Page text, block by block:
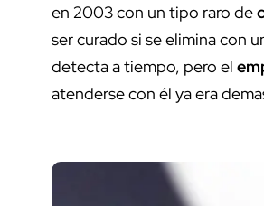
en 2003 con un tipo raro de
ser curado si se elimina con
detecta a tiempo, pero el
atenderse con él ya era